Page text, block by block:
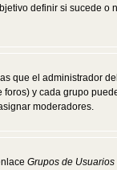
definir si sucede
que el administrador
y cada grupo
moderadores.
Grupos de Usuarios